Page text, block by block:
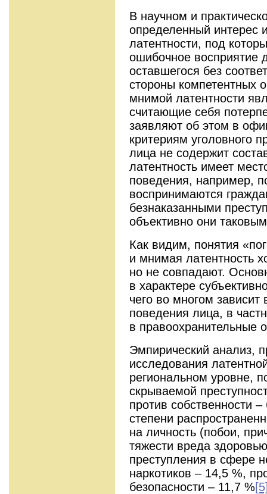
В научном и
определенный интерес
латентности, под
ошибочное восприятие
оставшегося без
стороны компетентных
мнимой латентности
считающие себя
заявляют об этом в
критериям уголовного
лица не содержит
латентность имеет
поведения, например,
воспринимаются
безнаказанными
объективно они
Как видим, понятия
и мнимая латентность
но не совпадают.
в характере
чего во многом
поведения лица, в
в правоохранительные
Эмпирический анализ,
исследования
региональном уровне,
скрываемой
против собственности
степени
на личность (побои,
тяжести вреда
преступления в сфере
наркотиков – 14,5 %,
безопасности – 11,7 %